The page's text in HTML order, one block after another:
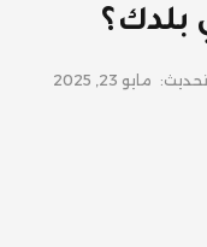
بلدك؟
مايو 23, 2025